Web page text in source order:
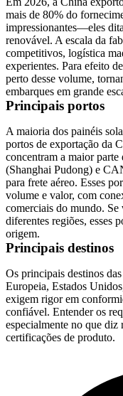
mais de 80% do
impressionantes—eles
renovável. A escala da
competitivos, logística
experientes. Para efeito
perto desse volume,
embarques em grande
Principais portos
A maioria dos painéis
portos de exportação da
concentram a maior
(Shanghai Pudong) e
para frete aéreo. Esses
volume e valor, com
comerciais do mundo. Se
diferentes regiões, esses
origem.
Principais destinos
Os principais destinos
Europeia, Estados
exigem rigor em
confiável. Entender os
especialmente no que diz
certificações de produto.